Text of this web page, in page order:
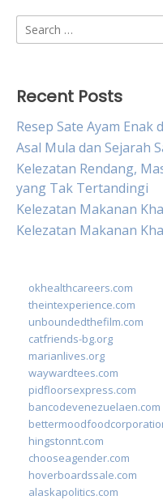
Search
for:
Recent Posts
Resep Sate Ayam
Asal Mula dan Sejarah
Kelezatan Rendang,
yang Tak Tertandingi
Kelezatan Makanan
Kelezatan Makanan
okhealthcareers.com
theintexperience.com
unboundedthefilm.com
catfriends-bg.org
marianlives.org
waywardtees.com
pidfloorsexpress.com
bancodevenezuelaen.com
hingstonnt.com
chooseagender.com
hoverboardssale.com
alaskapolitics.com